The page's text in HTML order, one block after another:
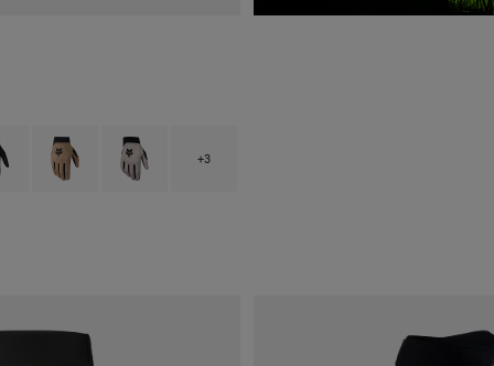
of Berry.
swatch type of Preto.
Product swatch type of Açúcar mascavado.
Product swatch type of Giz Branco.
+3